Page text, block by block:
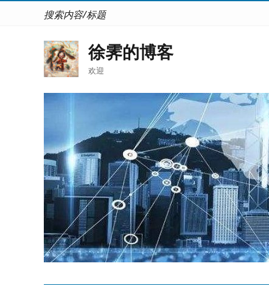
搜索内容/标题
徐霁的博客
欢迎